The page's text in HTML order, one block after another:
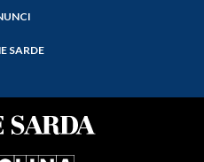
SARDE